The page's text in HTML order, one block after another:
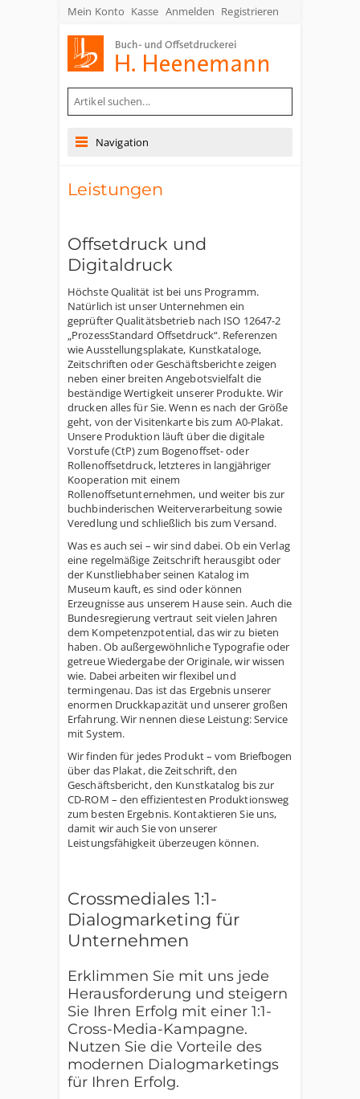
Mein Konto Kasse Anmelden Registrieren
Navigation
Leistungen
Offsetdruck und
Digitaldruck
Höchste Qualität ist bei uns Programm.
Natürlich ist unser Unternehmen ein
geprüfter Qualitätsbetrieb nach ISO 12647-2
„ProzessStandard Offsetdruck“. Referenzen
wie Ausstellungsplakate, Kunstkataloge,
Zeitschriften oder Geschäftsberichte zeigen
neben einer breiten Angebotsvielfalt die
beständige Wertigkeit unserer Produkte. Wir
drucken alles für Sie. Wenn es nach der Größe
geht, von der Visitenkarte bis zum A0-Plakat.
Unsere Produktion läuft über die digitale
Vorstufe (CtP) zum Bogenoffset- oder
Rollenoffsetdruck, letzteres in langjähriger
Kooperation mit einem
Rollenoffsetunternehmen, und weiter bis zur
buchbinderischen Weiterverarbeitung sowie
Veredlung und schließlich bis zum Versand.
Was es auch sei – wir sind dabei. Ob ein Verlag
eine regelmäßige Zeitschrift herausgibt oder
der Kunstliebhaber seinen Katalog im
Museum kauft, es sind oder können
Erzeugnisse aus unserem Hause sein. Auch die
Bundesregierung vertraut seit vielen Jahren
dem Kompetenzpotential, das wir zu bieten
haben. Ob außergewöhnliche Typografie oder
getreue Wiedergabe der Originale, wir wissen
wie. Dabei arbeiten wir flexibel und
termingenau. Das ist das Ergebnis unserer
enormen Druckkapazität und unserer großen
Erfahrung. Wir nennen diese Leistung: Service
mit System.
Wir finden für jedes Produkt – vom Briefbogen
über das Plakat, die Zeitschrift, den
Geschäftsbericht, den Kunstkatalog bis zur
CD-ROM – den effizientesten Produktionsweg
zum besten Ergebnis. Kontaktieren Sie uns,
damit wir auch Sie von unserer
Leistungsfähigkeit überzeugen können.
Crossmediales 1:1-
Dialogmarketing für
Unternehmen
Erklimmen Sie mit uns jede
Herausforderung und steigern
Sie Ihren Erfolg mit einer 1:1-
Cross-Media-Kampagne.
Nutzen Sie die Vorteile des
modernen Dialogmarketings
für Ihren Erfolg.